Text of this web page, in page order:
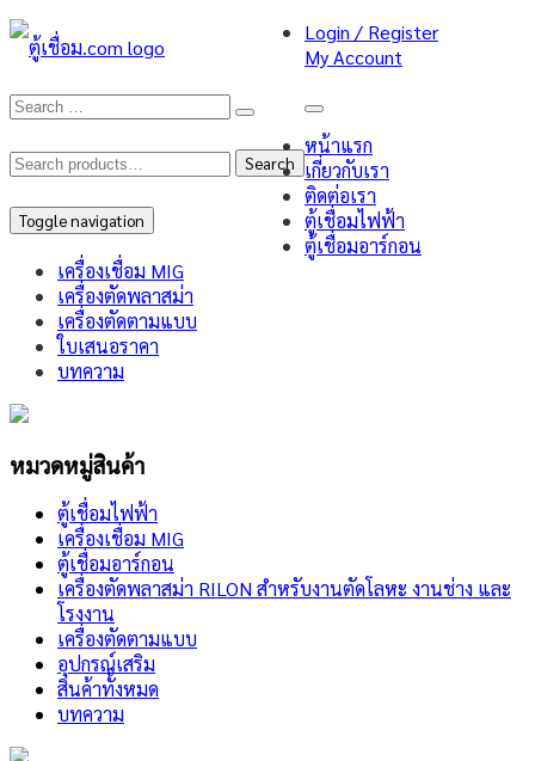
Search
for:
Search
Toggle navigation
Login / Register
My Account
หน้าแรก
เกี่ยวกับเรา
ติดต่อเรา
ตู้เชื่อมไฟฟ้า
ตู้เชื่อมอาร์กอน
เครื่องเชื่อม MIG
เครื่องตัดพลาสม่า
เครื่องตัดตามแบบ
ใบเสนอราคา
บทความ
หมวดหมู่สินค้า
ตู้เชื่อมไฟฟ้า
เครื่องเชื่อม MIG
ตู้เชื่อมอาร์กอน
เครื่องตัดพลาสม่า RILON สำหรับงานตัดโลหะ งานช่าง และ
โรงงาน
เครื่องตัดตามแบบ
อุปกรณ์เสริม
สินค้าทั้งหมด
บทความ